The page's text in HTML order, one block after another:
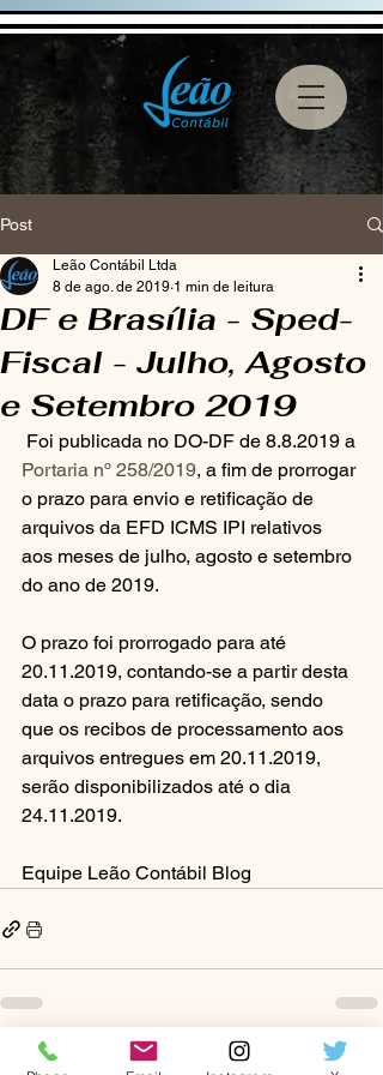
Post
DF e Brasília - Sped-
Fiscal - Julho, Agosto
e Setembro 2019
Leão Contábil Ltda
8 de ago. de 2019 1 min de leitura
Foi publicada no DO-DF de 8.8.2019 a
Portaria nº 258/2019, a fim de prorrogar
o prazo para envio e retificação de
arquivos da EFD ICMS IPI relativos
aos meses de julho, agosto e setembro
do ano de 2019.
O prazo foi prorrogado para até
20.11.2019, contando-se a partir desta
data o prazo para retificação, sendo
que os recibos de processamento aos
arquivos entregues em 20.11.2019,
serão disponibilizados até o dia
24.11.2019.
Equipe Leão Contábil Blog
Posts recentes Ver tudo